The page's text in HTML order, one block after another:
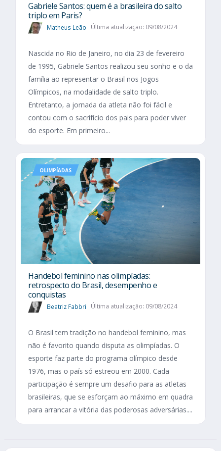
Gabriele Santos: quem é a brasileira do salto
triplo em Paris?
Matheus Leão Última atualização: 09/08/2024
Nascida no Rio de Janeiro, no dia 23 de fevereiro
de 1995, Gabriele Santos realizou seu sonho e o da
família ao representar o Brasil nos Jogos
Olímpicos, na modalidade de salto triplo.
Entretanto, a jornada da atleta não foi fácil e
contou com o sacrifício dos pais para poder viver
do esporte. Em primeiro...
OLIMPÍADAS
Handebol feminino nas olimpíadas:
retrospecto do Brasil, desempenho e
conquistas
Beatriz Fabbri Última atualização: 09/08/2024
O Brasil tem tradição no handebol feminino, mas
não é favorito quando disputa as olimpíadas. O
esporte faz parte do programa olímpico desde
1976, mas o país só estreou em 2000. Cada
participação é sempre um desafio para as atletas
brasileiras, que se esforçam ao máximo em quadra
para arrancar a vitória das poderosas adversárias....